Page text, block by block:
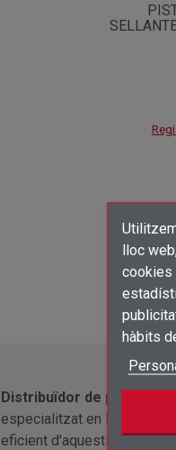
Cal
lloc
cookies
hàbits
Distribuïdor de productes
especialitzat en la
eficient d'aquests